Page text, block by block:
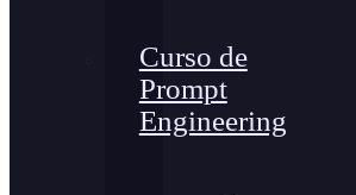
Curso de
Prompt
Engineering